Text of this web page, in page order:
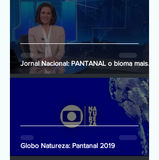
Jornal Nacional: PANTANAL o bioma mais
preservado do Brasil
Globo Natureza: Pantanal 2019